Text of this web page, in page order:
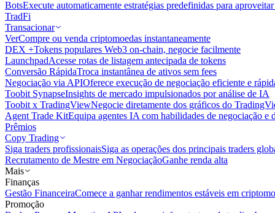
BotsExecute automaticamente estratégias predefinidas para
TradFi
Transacionar
VerCompre ou venda criptomoedas instantaneamente
DEX +Tokens populares Web3 on-chain, negocie facilmente
LaunchpadAcesse rotas de listagem antecipada de tokens
Conversão RápidaTroca instantânea de ativos sem fees
Negociação via APIOferece execução de negociação eficiente e
Toobit SynapseInsights de mercado impulsionados por análise de IA
Toobit x TradingViewNegocie diretamente dos gráficos do
Agent Trade KitEquipa agentes IA com habilidades de negociação e
Prêmios
Copy Trading
Siga traders profissionaisSiga as operações dos principais traders
Recrutamento de Mestre em NegociaçãoGanhe renda alta
Mais
Finanças
Gestão FinanceiraComece a ganhar rendimentos estáveis em
Promoção